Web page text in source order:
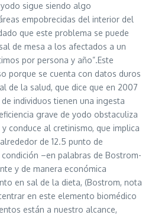
sigue siendo algo
empobrecidas del interior del
que este problema se puede
de mesa a los afectados a un
por persona y año”.Este
porque se cuenta con datos duros
de la salud, que dice que en 2007
individuos tienen una ingesta
grave de yodo obstaculiza
conduce al cretinismo, que implica
de 12.5 punto de
–en palabras de Bostrom-
y de manera económica
en sal de la dieta, (Bostrom, nota
en este elemento biomédico
están a nuestro alcance,